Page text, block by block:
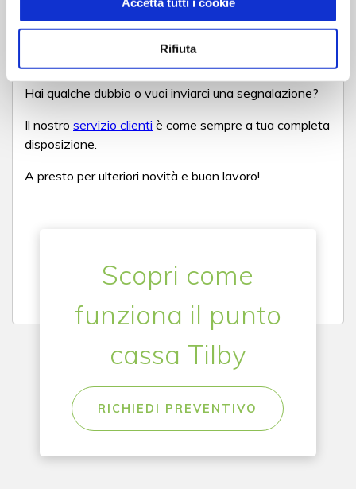
Rifiuta
Cosa devo fare?
: l'aggiornamento avverrà in automatico su tutti i
Hai qualche dubbio o vuoi inviarci una segnalazione?
Il nostro servizio clienti è come sempre a tua completa
disposizione.
A presto per ulteriori novità e buon lavoro!
Scopri come
funziona il punto
cassa Tilby
RICHIEDI PREVENTIVO